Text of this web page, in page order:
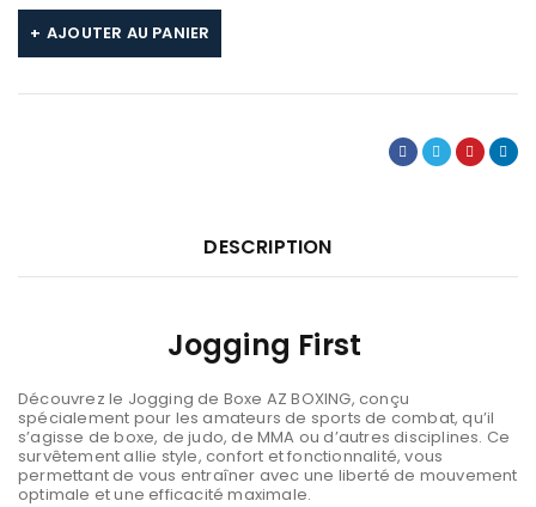
AJOUTER AU PANIER
DESCRIPTION
Jogging First
Découvrez le Jogging de Boxe AZ BOXING, conçu
spécialement pour les amateurs de sports de combat, qu’il
s’agisse de boxe, de judo, de MMA ou d’autres disciplines. Ce
survêtement allie style, confort et fonctionnalité, vous
permettant de vous entraîner avec une liberté de mouvement
optimale et une efficacité maximale.